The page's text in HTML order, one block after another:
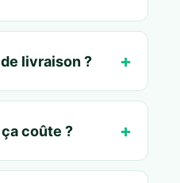
livraison ?
coûte ?